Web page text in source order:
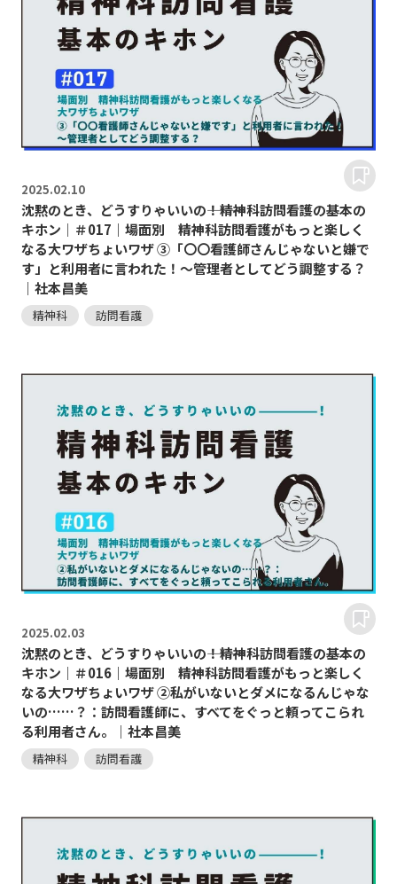
2025.02.10
沈黙のとき、どうすりゃいいの―――！精神科訪問看護の基本の
キホン｜＃017｜場面別 精神科訪問看護がもっと楽しく
なる大ワザちょいワザ ③「〇〇看護師さんじゃないと嫌で
す」と利用者に言われた！～管理者としてどう調整する？
｜社本昌美
精神科 訪問看護
2025.02.03
沈黙のとき、どうすりゃいいの―――！精神科訪問看護の基本の
キホン｜＃016｜場面別 精神科訪問看護がもっと楽しく
なる大ワザちょいワザ ②私がいないとダメになるんじゃな
いの……？：訪問看護師に、すべてをぐっと頼ってこられ
る利用者さん。｜社本昌美
精神科 訪問看護